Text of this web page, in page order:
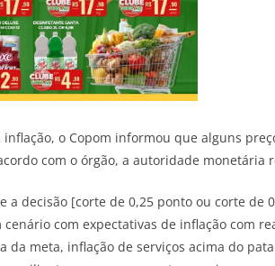
o Copom informou que alguns
com o órgão, a autoridade monetária
a decisão [corte de 0,25 ponto ou corte de
com expectativas de inflação com
da meta, inflação de serviços acima do